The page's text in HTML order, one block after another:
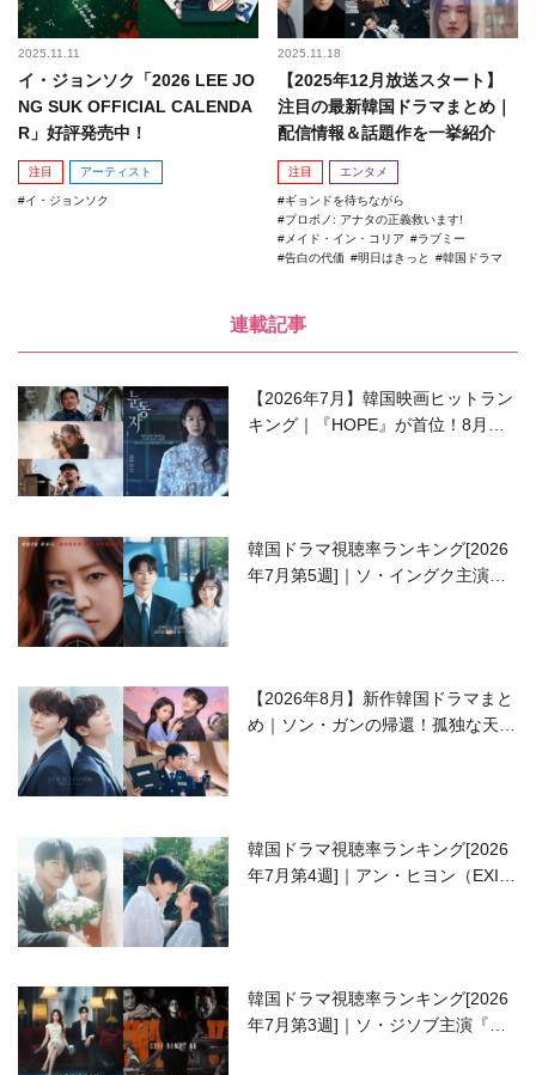
2025.11.11
イ・ジョンソク「2026 LEE JO
NG SUK OFFICIAL CALENDA
R」好評発売中！
注目 アーティスト
イ・ジョンソク
2025.11.18
【2025年12月放送スタート】
注目の最新韓国ドラマまとめ｜
配信情報＆話題作を一挙紹介
注目 エンタメ
ギョンドを待ちながら
プロボノ: アナタの正義救います!
メイド・イン・コリア
ラブミー
告白の代価
明日はきっと 韓国ドラマ
連載記事
【2026年7月】韓国映画ヒットラン
キング｜『HOPE』が首位！8月公
韓国ドラマ視聴率ランキング[2026
年7月第5週]｜ソ・イングク主演の
【2026年8月】新作韓国ドラマまと
め｜ソン・ガンの帰還！孤独な天才
韓国ドラマ視聴率ランキング[2026
年7月第4週]｜アン・ヒヨン（EXID
韓国ドラマ視聴率ランキング[2026
年7月第3週]｜ソ・ジソブ主演『エ